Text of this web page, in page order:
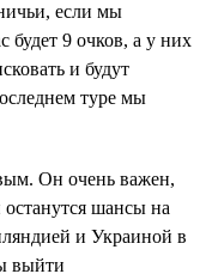
если мы
будет 9 очков, а у них
и будут
туре мы
Он очень важен,
шансы на
и Украиной в
выйти